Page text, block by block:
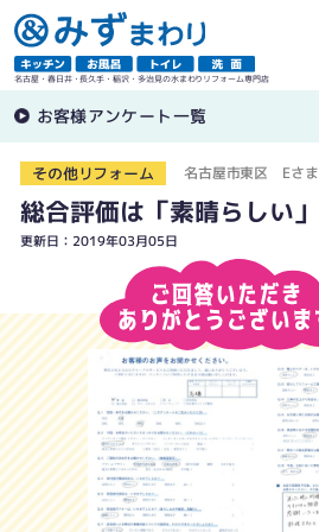
名古屋・春日井・長久手・稲沢・多治見の水まわりリフォーム専門店
お客様アンケート一覧
その他リフォーム 名古屋市東区 Eさま
総合評価は「素晴らしい」
更新日：2019年03月05日